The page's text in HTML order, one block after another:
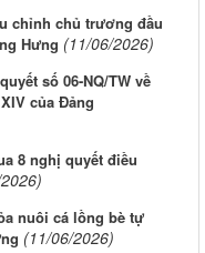
chỉnh chủ trương đầu
Hưng (11/06/2026)
số 06-NQ/TW về
của Đảng
8 nghị quyết điều
nuôi cá lồng bè tự
(11/06/2026)